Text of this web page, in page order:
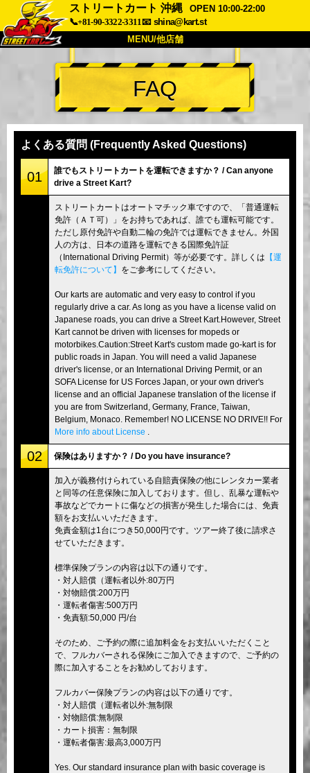
ストリートカート 沖縄
OPEN 10:00-22:00
📞+81-90-3322-3311📧 shina@kart.st
MENU/他店舗
トップ
概要 車両 価格
会社 予約
他店舗
東京 品川
東京 秋葉原 #2 東京 渋谷
東京 渋谷アネックス 東京ベイ
東京 浅草 大阪
FAQ
よくある質問 (Frequently Asked Questions)
01
誰でもストリートカートを運転できますか？ / Can anyone
drive a Street Kart?
ストリートカートはオートマチック車ですので、「普通運転
免許（ＡＴ可）」をお持ちであれば、誰でも運転可能です。
ただし原付免許や自動二輪の免許では運転できません。外国
人の方は、日本の道路を運転できる国際免許証
（International Driving Permit）等が必要です。詳しくは 【運
転免許について】 をご参考にしてください。
Our karts are automatic and very easy to control if you
regularly drive a car. As long as you have a license valid on
Japanese roads, you can drive a Street Kart.However, Street
Kart cannot be driven with licenses for mopeds or
motorbikes.Caution:Street Kart's custom made go-kart is for
public roads in Japan. You will need a valid Japanese
driver's license, or an International Driving Permit, or an
SOFA License for US Forces Japan, or your own driver's
license and an official Japanese translation of the license if
you are from Switzerland, Germany, France, Taiwan,
Belgium, Monaco. Remember! NO LICENSE NO DRIVE!! For
More info about License
02 保険はありますか？ / Do you have insurance?
加入が義務付けられている自賠責保険の他にレンタカー業者
と同等の任意保険に加入しております。但し、乱暴な運転や
事故などでカートに傷などの損害が発生した場合には、免責
額をお支払いいただきます。
免責金額は1台につき50,000円です。ツアー終了後に請求さ
せていただきます。
標準保険プランの内容は以下の通りです。
・対人賠償（運転者以外:80万円
・対物賠償:200万円
・運転者傷害:500万円
・免責額:50,000 円/台
そのため、ご予約の際に追加料金をお支払いいただくこと
で、フルカバーされる保険にご加入できますので、ご予約の
際に加入することをお勧めしております。
フルカバー保険プランの内容は以下の通りです。
・対人賠償（運転者以外:無制限
・対物賠償:無制限
・カート損害：無制限
・運転者傷害:最高3,000万円
Yes. Our standard insurance plan with basic coverage is